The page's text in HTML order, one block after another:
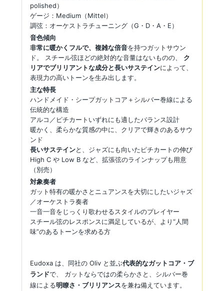
polished）
ゲージ：Medium（Mittel）
調弦：オーケストラチューニング（G・D・A・E）
音色傾向
非常に暖かくフルで、複雑な倍音を持つガットサウン
ド。 スチール弦ほどの絶対的な音量はないものの、 ク
リアでブリリアントな成分と長いサステインによって、
表現力の高いトーンを生み出します。
主な特長
ハンドメイド・シープガットコア＋シルバー巻線による
伝統的な構造
アルコ／ピチカートいずれにも適したバランス設計
暖かく、柔らかな質感の中に、クリアで輝きのあるサウ
ンド
長いサステインと、ジャズにも向いたピチカートの伸び
High C や Low B など、拡張弦のラインナップも用意
（別売）
対象奏者
ガット特有の暖かさとニュアンスを大切にしたいジャズ
／オーケストラ奏者
一音一音をじっくり歌わせるスタイルのプレイヤー
スチール弦のレスポンスに満足しているが、より“人間
味”のあるトーンを求める方
Eudoxa は、同社の Oliv と並ぶ代表的なガットコア・ブ
ランドで、 ガットならではの柔らかさと、シルバー巻
線による明瞭さ・ブリリアンスを兼ね備えています。